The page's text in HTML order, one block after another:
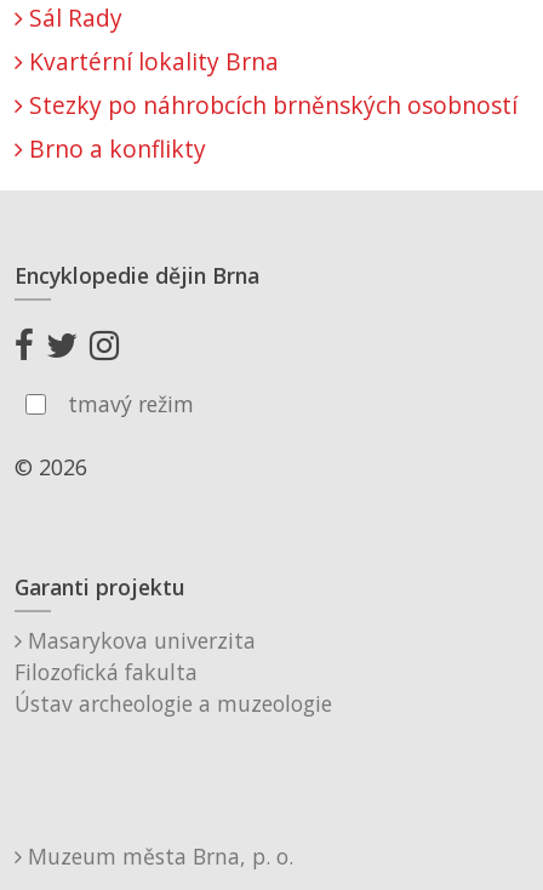
Sál Rady
Kvartérní lokality Brna
Stezky po náhrobcích brněnských osobností
Brno a konflikty
Encyklopedie dějin Brna
tmavý režim
© 2026
Garanti projektu
Masarykova univerzita
Filozofická fakulta
Ústav archeologie a muzeologie
Muzeum města Brna, p. o.